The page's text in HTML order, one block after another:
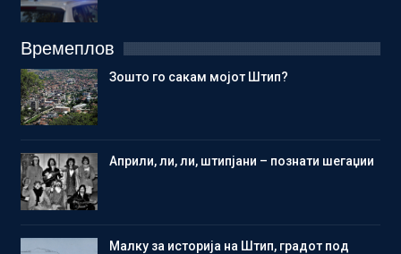
Времеплов
Зошто го сакам мојот Штип?
Aприли, ли, ли, штипјани – познати шегаџии
Малку за историја на Штип, градот под